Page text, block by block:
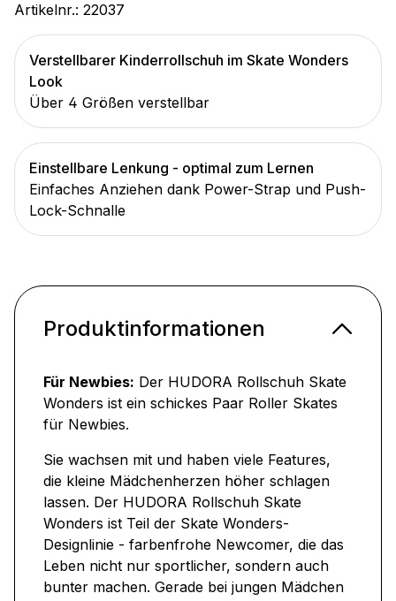
Artikelnr.: 22037
Verstellbarer Kinderrollschuh im Skate Wonders
Look
Über 4 Größen verstellbar
Einstellbare Lenkung - optimal zum Lernen
Einfaches Anziehen dank Power-Strap und Push-
Lock-Schnalle
Produktinformationen
Für Newbies: Der HUDORA Rollschuh Skate
Wonders ist ein schickes Paar Roller Skates
für Newbies.
Sie wachsen mit und haben viele Features,
die kleine Mädchenherzen höher schlagen
lassen. Der HUDORA Rollschuh Skate
Wonders ist Teil der Skate Wonders-
Designlinie - farbenfrohe Newcomer, die das
Leben nicht nur sportlicher, sondern auch
bunter machen. Gerade bei jungen Mädchen